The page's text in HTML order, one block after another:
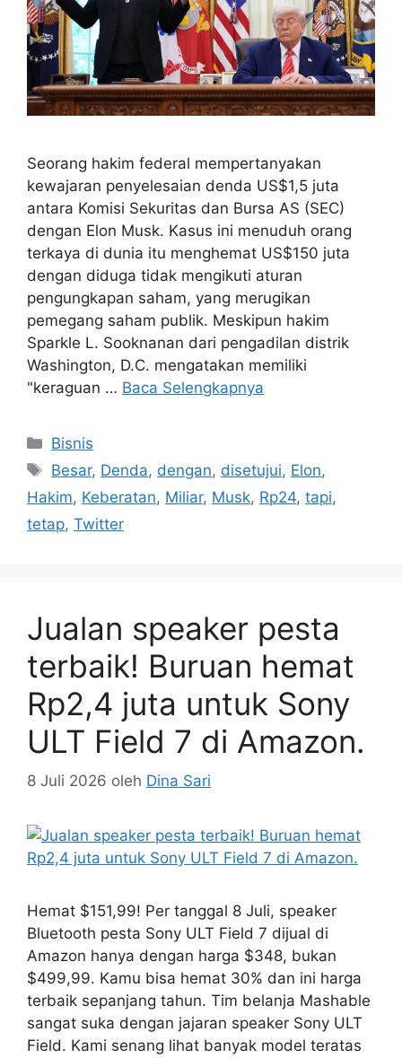
Seorang hakim federal mempertanyakan
kewajaran penyelesaian denda US$1,5 juta
antara Komisi Sekuritas dan Bursa AS (SEC)
dengan Elon Musk. Kasus ini menuduh orang
terkaya di dunia itu menghemat US$150 juta
dengan diduga tidak mengikuti aturan
pengungkapan saham, yang merugikan
pemegang saham publik. Meskipun hakim
Sparkle L. Sooknanan dari pengadilan distrik
Washington, D.C. mengatakan memiliki
"keraguan … Baca Selengkapnya
Kategori
Bisnis
Tag
Besar, Denda, dengan, disetujui, Elon,
Hakim, Keberatan, Miliar, Musk, Rp24, tapi,
tetap, Twitter
Jualan speaker pesta
terbaik! Buruan hemat
Rp2,4 juta untuk Sony
ULT Field 7 di Amazon.
8 Juli 2026 oleh Dina Sari
Hemat $151,99! Per tanggal 8 Juli, speaker
Bluetooth pesta Sony ULT Field 7 dijual di
Amazon hanya dengan harga $348, bukan
$499,99. Kamu bisa hemat 30% dan ini harga
terbaik sepanjang tahun. Tim belanja Mashable
sangat suka dengan jajaran speaker Sony ULT
Field. Kami senang lihat banyak model teratas